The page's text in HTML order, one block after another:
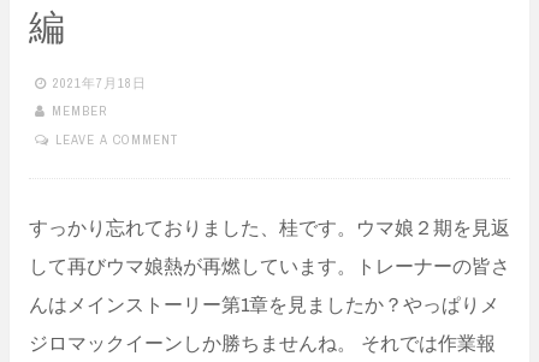
編
2021年7月18日
MEMBER
LEAVE A COMMENT
すっかり忘れておりました、桂です。ウマ娘２期を見返
して再びウマ娘熱が再燃しています。トレーナーの皆さ
んはメインストーリー第1章を見ましたか？やっぱりメ
ジロマックイーンしか勝ちませんね。 それでは作業報